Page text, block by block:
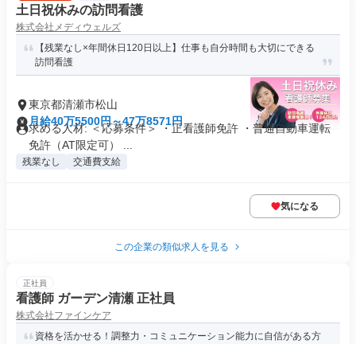
土日祝休みの訪問看護
株式会社メディウェルズ
【残業なし×年間休日120日以上】仕事も自分時間も大切にできる
訪問看護
東京都清瀬市松山
月給40万5500円～47万8571円
求める人材: ＜応募条件＞ ・正看護師免許 ・普通自動車運転
免許（AT限定可） ...
残業なし 交通費支給
気になる
この企業の類似求人を見る
正社員
看護師 ガーデン清瀬 正社員
株式会社ファインケア
資格を活かせる！調整力・コミュニケーション能力に自信がある方